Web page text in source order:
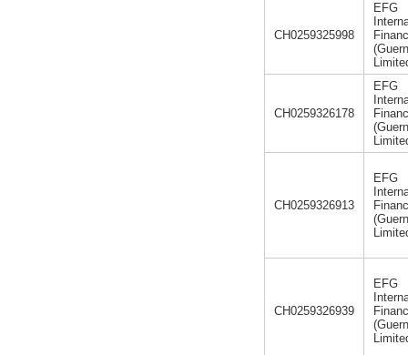
CH0259325998
EFG
CH0259326178
EFG
CH0259326913
EFG
CH0259326939
EFG